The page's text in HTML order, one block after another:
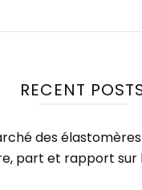
RECENT
des
part et rapport sur